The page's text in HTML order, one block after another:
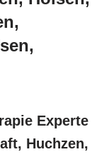
Experte
Huchzen,